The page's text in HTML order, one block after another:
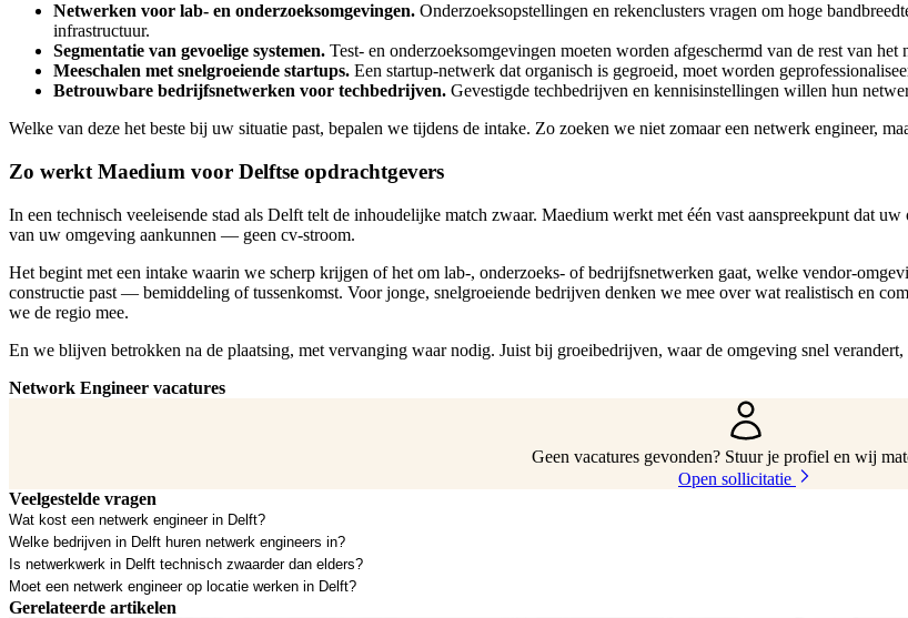
Netwerken voor lab- en onderzoeksomgevingen. Onderzoeksopstellingen en rekenclusters vragen om hoge
infrastructuur.
Segmentatie van gevoelige systemen. Test- en onderzoeksomgevingen moeten worden afgeschermd van de rest van
Meeschalen met snelgroeiende startups. Een startup-netwerk dat organisch is gegroeid, moet worden
Betrouwbare bedrijfsnetwerken voor techbedrijven. Gevestigde techbedrijven en kennisinstellingen willen hun
Welke van deze het beste bij uw situatie past, bepalen we tijdens de intake. Zo zoeken we niet zomaar een netwerk engineer,
Zo werkt Maedium voor Delftse opdrachtgevers
In een technisch veeleisende stad als Delft telt de inhoudelijke match zwaar. Maedium werkt met één vast aanspreekpunt dat
van uw omgeving aankunnen — geen cv-stroom.
Het begint met een intake waarin we scherp krijgen of het om lab-, onderzoeks- of bedrijfsnetwerken gaat, welke vendor-
constructie past — bemiddeling of tussenkomst. Voor jonge, snelgroeiende bedrijven denken we mee over wat realistisch en
we de regio mee.
En we blijven betrokken na de plaatsing, met vervanging waar nodig. Juist bij groeibedrijven, waar de omgeving snel
Network Engineer vacatures
Geen vacatures gevonden? Stuur je profiel en wij
Open sollicitatie
Veelgestelde vragen
Wat kost een netwerk engineer in Delft?
Welke bedrijven in Delft huren netwerk engineers in?
Is netwerkwerk in Delft technisch zwaarder dan elders?
Moet een netwerk engineer op locatie werken in Delft?
Gerelateerde artikelen